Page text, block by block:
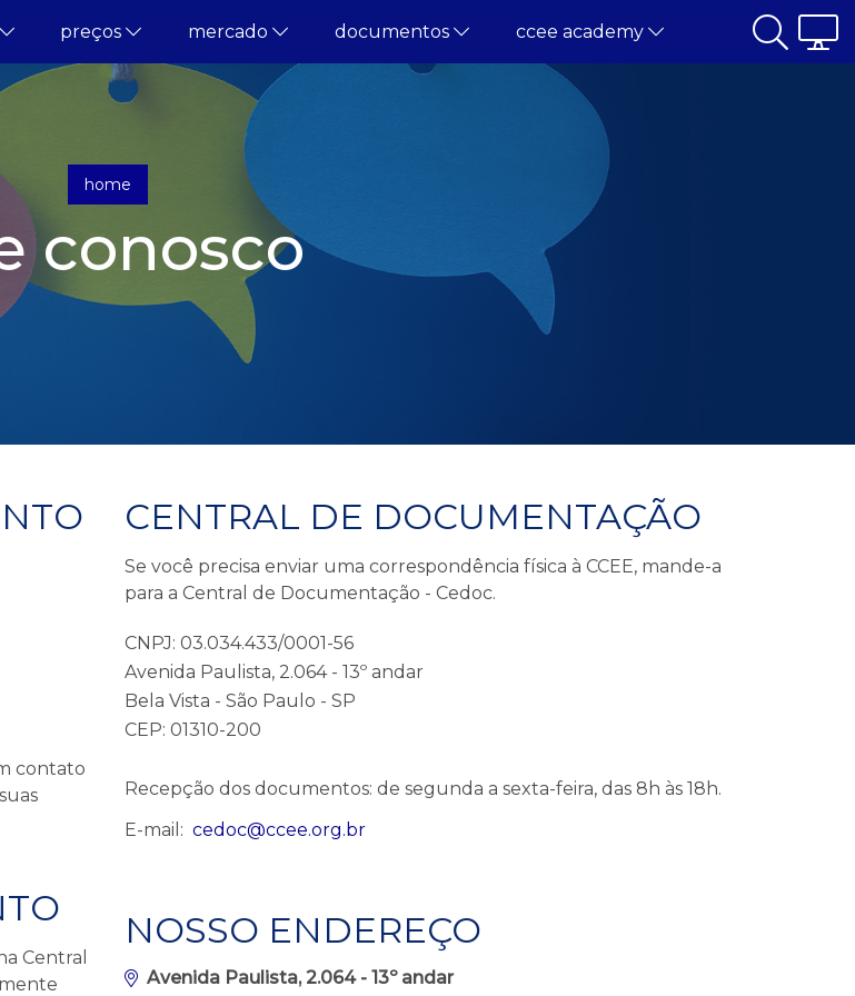
preços mercado documentos ccee academy
home
conosco
contato
Central
CENTRAL DE DOCUMENTAÇÃO
Se você precisa enviar uma correspondência física à CCEE, mande-a
para a Central de Documentação - Cedoc.
CNPJ: 03.034.433/0001-56
Avenida Paulista, 2.064 - 13º andar
Bela Vista - São Paulo - SP
CEP: 01310-200
Recepção dos documentos: de segunda a sexta-feira, das 8h às 18h.
E-mail: cedoc@ccee.org.br
NOSSO ENDEREÇO
Avenida Paulista, 2.064 - 13º andar